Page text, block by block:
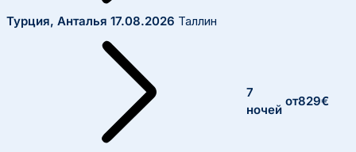
Турция, Анталья 17.08.2026 Таллин
7
ночей
от829€